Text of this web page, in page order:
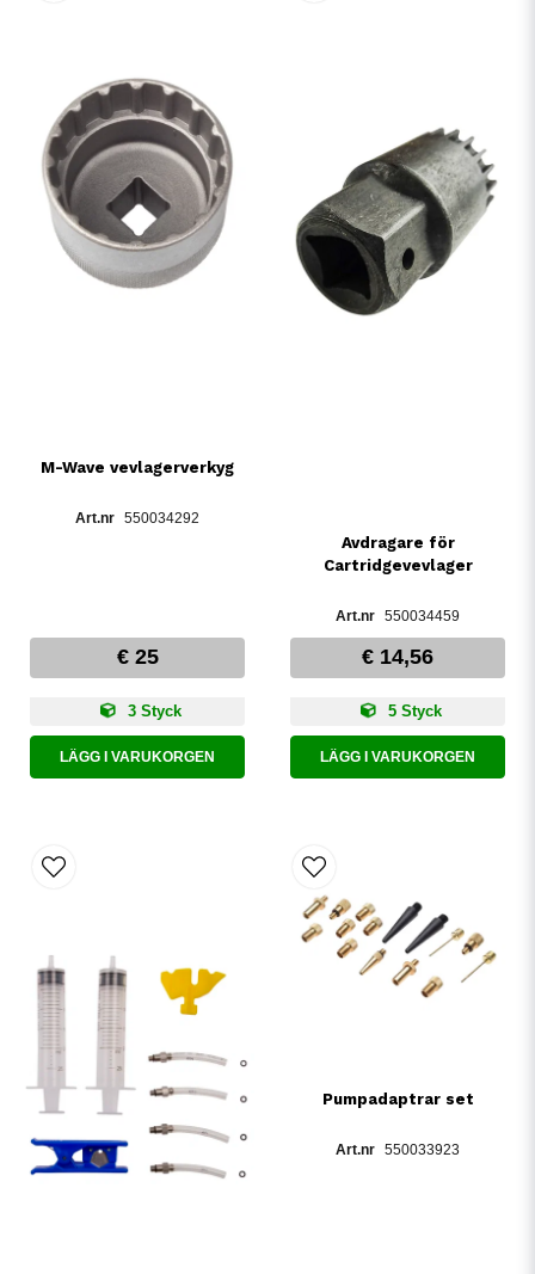
M-Wave vevlagerverkyg
550034292
€ 25
3 Styck
LÄGG I VARUKORGEN
Avdragare för
Cartridgevevlager
550034459
€ 14,56
5 Styck
LÄGG I VARUKORGEN
Pumpadaptrar set
550033923